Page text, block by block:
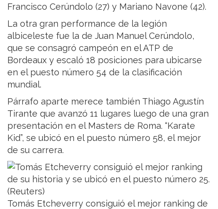
Francisco Cerúndolo (27) y Mariano Navone (42).
La otra gran performance de la legión
albiceleste fue la de Juan Manuel Cerúndolo,
que se consagró campeón en el ATP de
Bordeaux y escaló 18 posiciones para ubicarse
en el puesto número 54 de la clasificación
mundial.
Párrafo aparte merece también Thiago Agustín
Tirante que avanzó 11 lugares luego de una gran
presentación en el Masters de Roma. “Karate
Kid”, se ubicó en el puesto número 58, el mejor
de su carrera.
Tomás Etcheverry consiguió el mejor ranking de